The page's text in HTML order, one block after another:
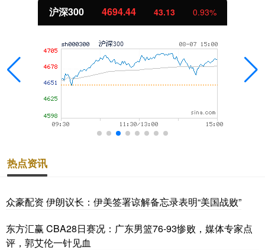
北证50 1134.24 11.37
热点资讯
众豪配资 伊朗议长：伊美签署谅解备忘录表明“美国战败”
东方汇赢 CBA28日赛况：广东男篮76-93惨败，媒体专家点
评，郭艾伦一针见血